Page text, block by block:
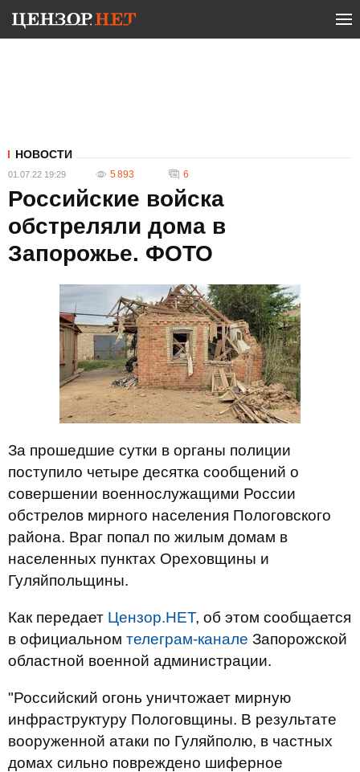
НОВОСТИ
01.07.22 19:29 5 893 6
Российские войска
обстреляли дома в
Запорожье. ФОТО
За прошедшие сутки в органы полиции
поступило четыре десятка сообщений о
совершении военнослужащими России
обстрелов мирного населения Пологовского
района. Враг попал по жилым домам в
населенных пунктах Ореховщины и
Гуляйпольщины.
Как передает Цензор.НЕТ, об этом сообщается
в официальном телеграм-канале Запорожской
областной военной администрации.
"Российский огонь уничтожает мирную
инфраструктуру Пологовщины. В результате
вооруженной атаки по Гуляйполю, в частных
домах сильно повреждено шиферное